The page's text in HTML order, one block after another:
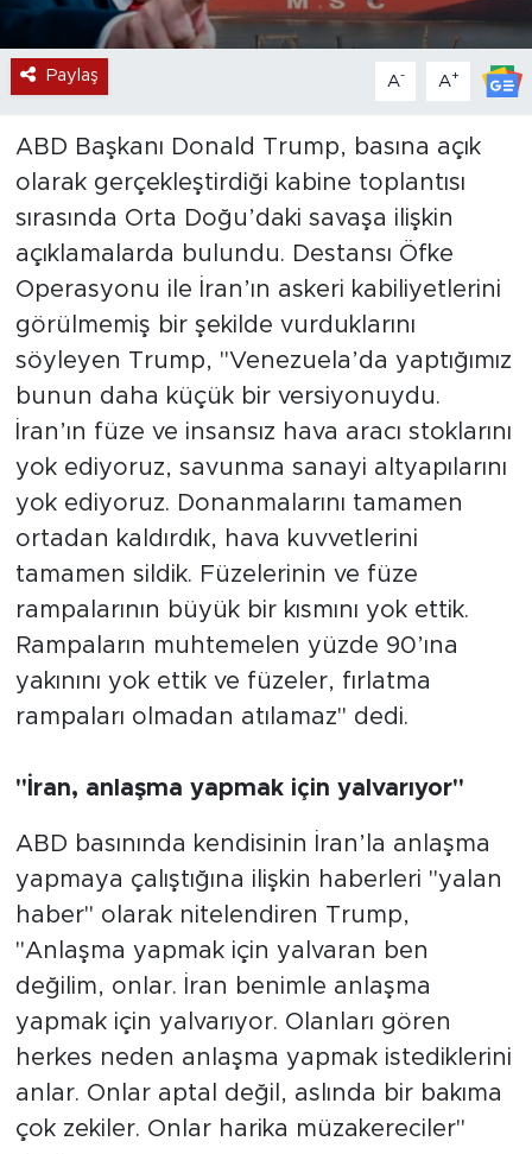
Paylaş A- A+
ABD Başkanı Donald Trump, basına açık
olarak gerçekleştirdiği kabine toplantısı
sırasında Orta Doğu’daki savaşa ilişkin
açıklamalarda bulundu. Destansı Öfke
Operasyonu ile İran’ın askeri kabiliyetlerini
görülmemiş bir şekilde vurduklarını
söyleyen Trump, "Venezuela’da yaptığımız
bunun daha küçük bir versiyonuydu.
İran’ın füze ve insansız hava aracı stoklarını
yok ediyoruz, savunma sanayi altyapılarını
yok ediyoruz. Donanmalarını tamamen
ortadan kaldırdık, hava kuvvetlerini
tamamen sildik. Füzelerinin ve füze
rampalarının büyük bir kısmını yok ettik.
Rampaların muhtemelen yüzde 90’ına
yakınını yok ettik ve füzeler, fırlatma
rampaları olmadan atılamaz" dedi.
"İran, anlaşma yapmak için yalvarıyor"
ABD basınında kendisinin İran’la anlaşma
yapmaya çalıştığına ilişkin haberleri "yalan
haber" olarak nitelendiren Trump,
"Anlaşma yapmak için yalvaran ben
değilim, onlar. İran benimle anlaşma
yapmak için yalvarıyor. Olanları gören
herkes neden anlaşma yapmak istediklerini
anlar. Onlar aptal değil, aslında bir bakıma
çok zekiler. Onlar harika müzakereciler"